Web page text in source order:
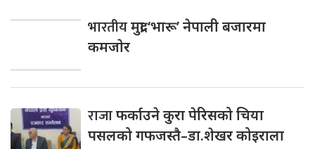
भारतीयमुद्रा ‘भारू’ नेपाली बजारमा
कमजाेर
राजाफर्काउने कुरा पेरिसको चिया
पसलको गफजस्तै–डा.शेखर कोइराला